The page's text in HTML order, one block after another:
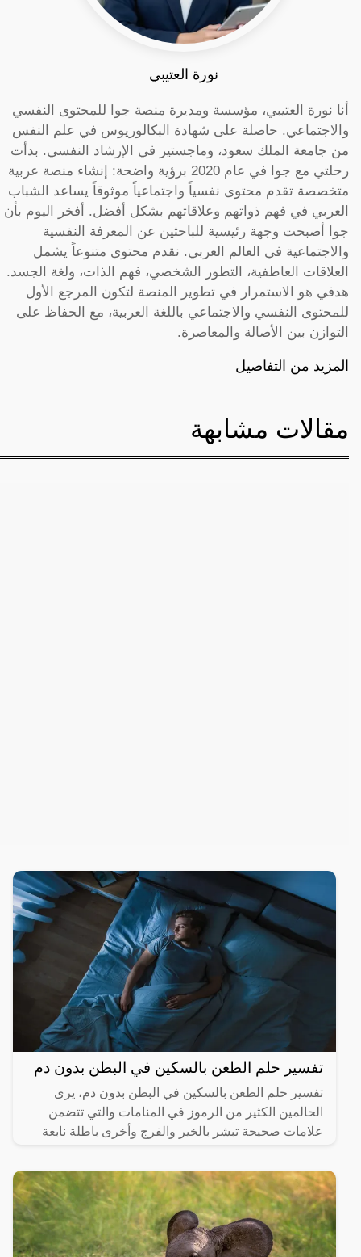
نورة العتيبي
أنا نورة العتيبي، مؤسسة ومديرة منصة جوا للمحتوى النفسي
والاجتماعي. حاصلة على شهادة البكالوريوس في علم النفس
من جامعة الملك سعود، وماجستير في الإرشاد النفسي. بدأت
رحلتي مع جوا في عام 2020 برؤية واضحة: إنشاء منصة عربية
متخصصة تقدم محتوى نفسياً واجتماعياً موثوقاً يساعد الشباب
العربي في فهم ذواتهم وعلاقاتهم بشكل أفضل. أفخر اليوم بأن
جوا أصبحت وجهة رئيسية للباحثين عن المعرفة النفسية
والاجتماعية في العالم العربي. نقدم محتوى متنوعاً يشمل
العلاقات العاطفية، التطور الشخصي، فهم الذات، ولغة الجسد.
هدفي هو الاستمرار في تطوير المنصة لتكون المرجع الأول
للمحتوى النفسي والاجتماعي باللغة العربية، مع الحفاظ على
التوازن بين الأصالة والمعاصرة.
المزيد من التفاصيل
مقالات مشابهة
تفسير حلم الطعن بالسكين في البطن بدون دم
تفسير حلم الطعن بالسكين في البطن بدون دم، يرى
الحالمين الكثير من الرموز في المنامات والتي تتضمن
علامات صحيحة تبشر بالخير والفرج وأخرى باطلة نابعة